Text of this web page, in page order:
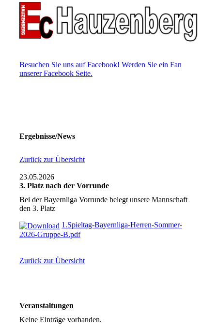
Besuchen Sie uns auf Facebook! Werden Sie ein Fan
unserer Facebook Seite.
Ergebnisse/News
Zurück zur Übersicht
23.05.2026
3. Platz nach der Vorrunde
Bei der Bayernliga Vorrunde belegt unsere Mannschaft
den 3. Platz
1.Spieltag-Bayernliga-Herren-Sommer-
2026-Gruppe-B.pdf
Zurück zur Übersicht
Veranstaltungen
Keine Einträge vorhanden.